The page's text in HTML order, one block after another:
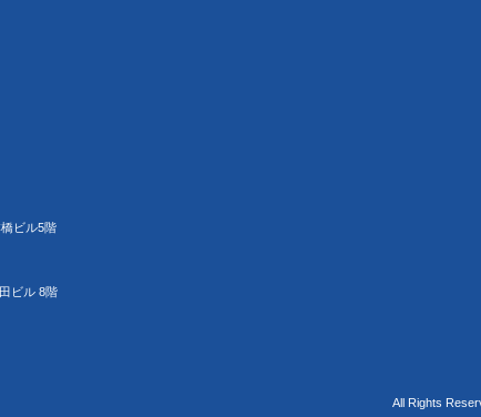
ビル5階
ビル 8階
All Rights